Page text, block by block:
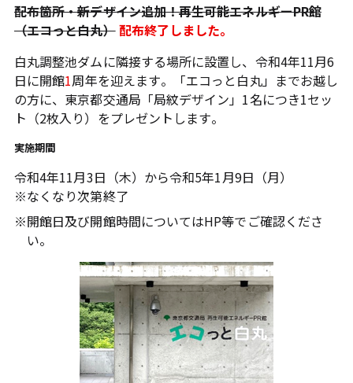
配布箇所・新デザイン追加！再生可能エネルギーPR館
（エコっと白丸）配布終了しました。
白丸調整池ダムに隣接する場所に設置し、令和4年11月6
日に開館1周年を迎えます。「エコっと白丸」までお越し
の方に、東京都交通局「局紋デザイン」1名につき1セッ
ト（2枚入り）をプレゼントします。
実施期間
令和4年11月3日（木）から令和5年1月9日（月）
※なくなり次第終了
※開館日及び開館時間についてはHP等でご確認くださ
い。